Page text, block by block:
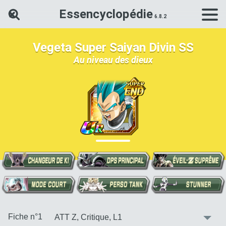
Essencyclopédie
Rechercher une carte Dokkan
Vegeta Super Saiyan Divin SS
Au niveau des dieux
Fiche n°1